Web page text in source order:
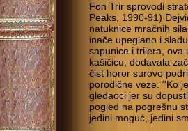
Fon Trir sprovodi
Peaks, 1990-91)
natuknice mračnih
inače upeglano i
sapunice i trilera, ova
kašičicu, dodavala
čist horor surovo
porodične veze. ''Ko
gledaoci jer su
pogled na pogrešnu
jedini moguć, jedini